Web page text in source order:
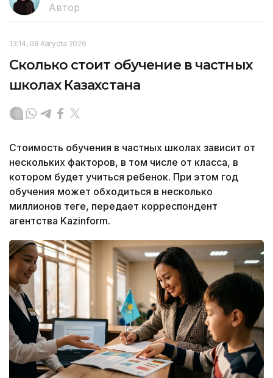
Автор
13:14, 08 Августа 2026
Сколько стоит обучение в частных
школах Казахстана
Стоимость обучения в частных школах зависит от
нескольких факторов, в том числе от класса, в
котором будет учиться ребенок. При этом год
обучения может обходиться в несколько
миллионов теңге, передает корреспондент
агентства Kazinform.